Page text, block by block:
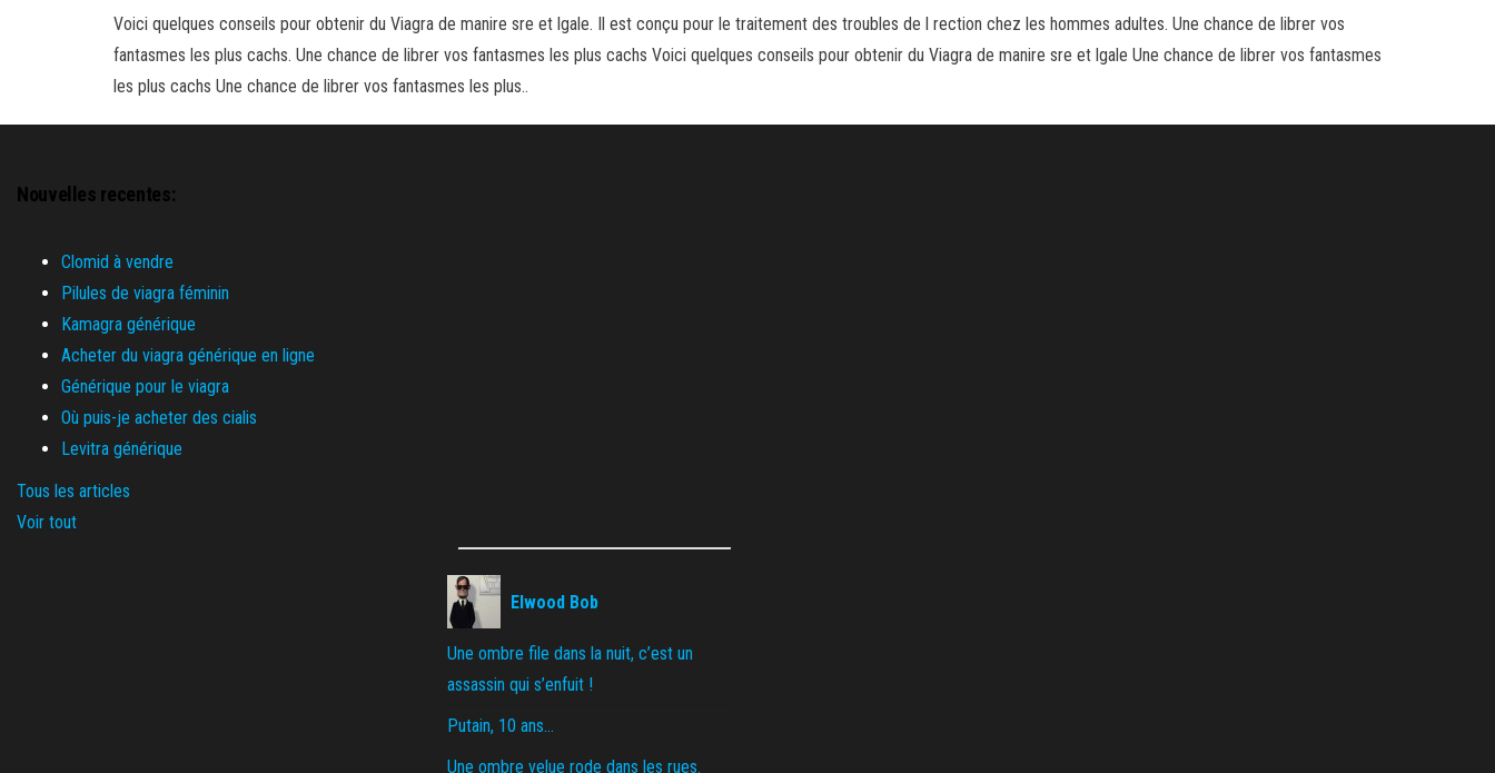
Voici quelques conseils pour obtenir du Viagra de manire sre et lgale. Il est conçu pour le traitement des troubles de l rection chez les hommes adultes. Une chance de librer vos
fantasmes les plus cachs. Une chance de librer vos fantasmes les plus cachs Voici quelques conseils pour obtenir du Viagra de manire sre et lgale Une chance de librer vos fantasmes
les plus cachs Une chance de librer vos fantasmes les plus..
Nouvelles recentes:
Clomid à vendre
Pilules de viagra féminin
Kamagra générique
Acheter du viagra générique en ligne
Générique pour le viagra
Où puis-je acheter des cialis
Levitra générique
Tous les articles
Voir tout
Elwood Bob
Une ombre file dans la nuit, c’est un
assassin qui s’enfuit !
Putain, 10 ans…
Une ombre velue rode dans les rues.